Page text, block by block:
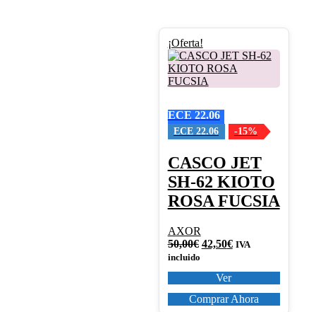
¡Oferta!
ECE 22.06
ECE 22.06 -15%
CASCO JET
SH-62 KIOTO
ROSA FUCSIA
AXOR
50,00€ El
era:
50,00€.
42,50€El
es:
42,50€.
IVA
incluido
Ver
Este
producto
tiene
múltiples
opciones
se
elegir
en
la
página
de
Comprar Ahora